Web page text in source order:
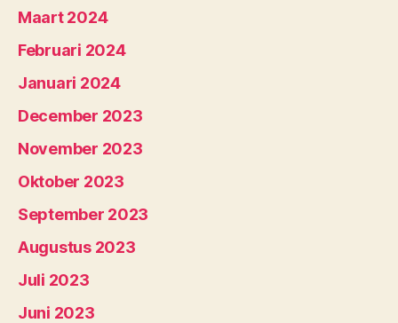
Maart 2024
Februari 2024
Januari 2024
December 2023
November 2023
Oktober 2023
September 2023
Augustus 2023
Juli 2023
Juni 2023